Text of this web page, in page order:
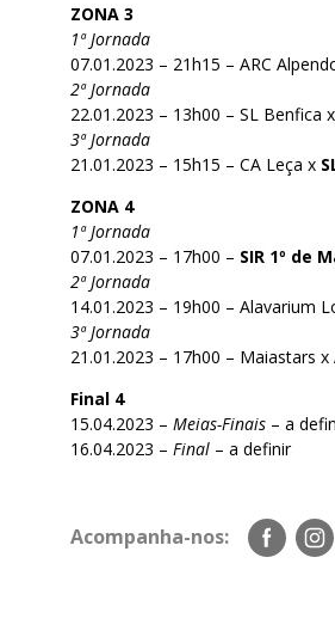
ZONA 3
1ª Jornada
07.01.2023 – 21h15 – ARC
2ª Jornada
22.01.2023 – 13h00 – SL Benfica
3ª Jornada
21.01.2023 – 15h15 – CA Leça x
ZONA 4
1ª Jornada
07.01.2023 – 17h00 – SIR 1º de
2ª Jornada
14.01.2023 – 19h00 – Alavarium
3ª Jornada
21.01.2023 – 17h00 – Maiastars x
Final 4
15.04.2023 –Meias-Finais – a
16.04.2023 – Final – a definir
Acompanha-nos:
Siga-
nos
Siga-
nos